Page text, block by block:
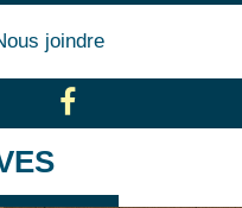
joindre